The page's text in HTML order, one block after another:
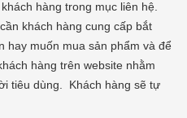
hàng trong mục liên hệ.
khách hàng cung cấp bắt
hay muốn mua sản phẩm và để
hàng trên website nhằm
tiêu dùng. Khách hàng sẽ tự